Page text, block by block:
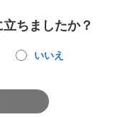
ちましたか？
いいえ